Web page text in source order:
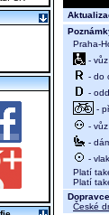
Praha-
-
- do
-
-
-
-
-
Platí
Platí
České